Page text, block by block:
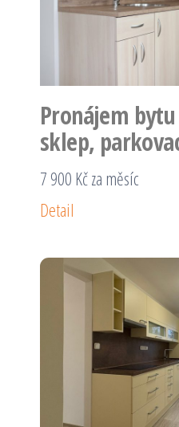
Pronájem
sklep,
7 900 Kč za měsíc
Detail